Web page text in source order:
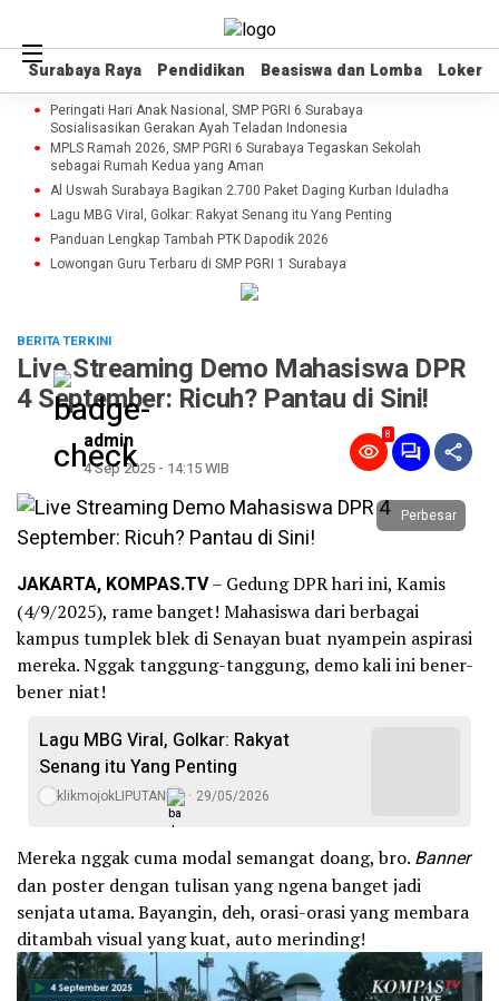
Surabaya Raya Pendidikan Beasiswa dan Lomba Loker
Surabaya Raya Pendidikan Beasiswa dan Lomba Loker
Peringati Hari Anak Nasional, SMP PGRI 6 Surabaya
Sosialisasikan Gerakan Ayah Teladan Indonesia
MPLS Ramah 2026, SMP PGRI 6 Surabaya Tegaskan Sekolah
sebagai Rumah Kedua yang Aman
Al Uswah Surabaya Bagikan 2.700 Paket Daging Kurban Iduladha
Lagu MBG Viral, Golkar: Rakyat Senang itu Yang Penting
Panduan Lengkap Tambah PTK Dapodik 2026
Lowongan Guru Terbaru di SMP PGRI 1 Surabaya
BERITA TERKINI
Live Streaming Demo Mahasiswa DPR
4 September: Ricuh? Pantau di Sini!
admin
4 Sep 2025 - 14:15 WIB
8
Perbesar
JAKARTA, KOMPAS.TV– Gedung DPR hari ini, Kamis
(4/9/2025), rame banget! Mahasiswa dari berbagai
kampus tumplek blek di Senayan buat nyampein aspirasi
mereka. Nggak tanggung-tanggung, demo kali ini bener-
bener niat!
Lagu MBG Viral, Golkar: Rakyat
Senang itu Yang Penting
klikmojokLIPUTAN 29/05/2026
Mereka nggak cuma modal semangat doang, bro. Banner
dan poster dengan tulisan yang ngena banget jadi
senjata utama. Bayangin, deh, orasi-orasi yang membara
ditambah visual yang kuat, auto merinding!